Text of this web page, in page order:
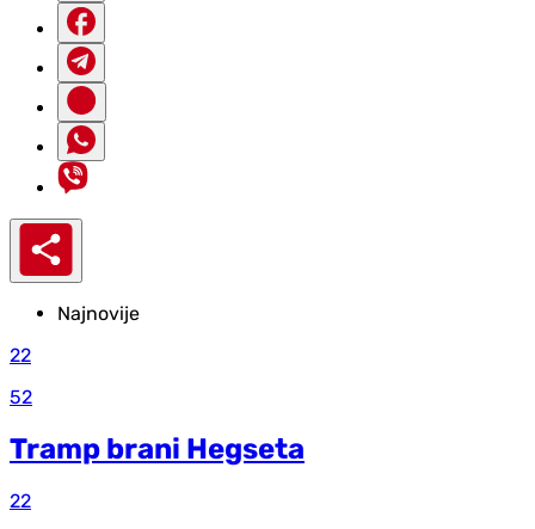
Najnovije
22
52
Tramp brani Hegseta
22